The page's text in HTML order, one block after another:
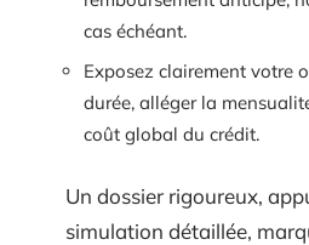
cas échéant.
Exposez clairement votre
durée, alléger la
coût global du crédit.
Un dossier rigoureux,
simulation détaillée,